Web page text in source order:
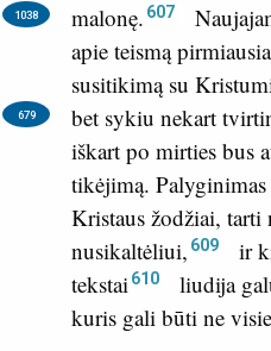
malonę. 607
1038
apie teismą
susitikimą su
bet sykiu nekart
679
iškart po mirties bus
tikėjimą.
Kristaus žodžiai, tarti
nusikaltėliui, 609
ir
tekstai610 liudija
kuris gali būti ne